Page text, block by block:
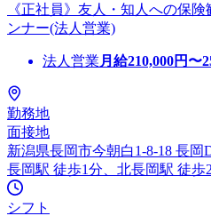
《正社員》友人・知人への保
ンナー(法人営業)
法人営業 月給210,000円〜
勤務地
面接地
新潟県長岡市今朝白1-8-18 長岡
長岡駅 徒歩1分、北長岡駅 徒歩
シフト